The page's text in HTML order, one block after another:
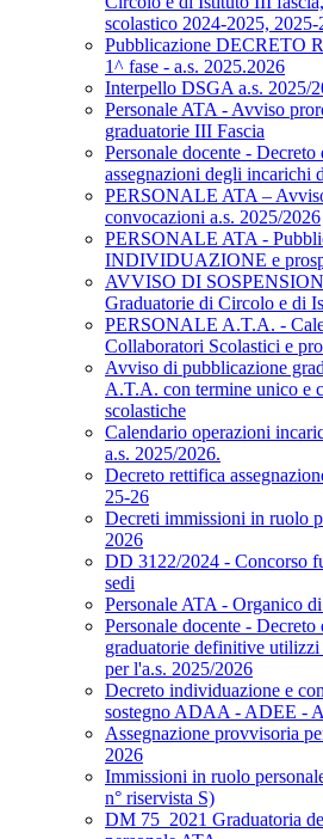
scolastico 2024-2025,
Pubblicazione DECRETO
1^ fase - a.s. 2025.2026
Interpello DSGA a.s. 2025/
Personale ATA - Avviso
graduatorie III Fascia
Personale docente -
assegnazioni degli incarichi
PERSONALE ATA –
convocazioni a.s. 2025/2026
PERSONALE ATA -
INDIVIDUAZIONE e
AVVISO DI
Graduatorie di Circolo e di
PERSONALE A.T.A. -
Collaboratori Scolastici e
Avviso di pubblicazione
A.T.A. con termine unico e
scolastiche
Calendario operazioni
a.s. 2025/2026.
Decreto rettifica
25-26
Decreti immissioni in ruolo
2026
DD 3122/2024 - Concorso
sedi
Personale ATA - Organico
Personale docente -
graduatorie definitive
per l'a.s. 2025/2026
Decreto individuazione e
sostegno ADAA - ADEE -
Assegnazione provvisoria
2026
Immissioni in ruolo
n° riservista S)
DM 75_2021 Graduatoria